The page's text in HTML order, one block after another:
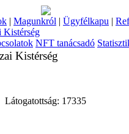
| Magunkról | Ügyfélkapu |
Kistérség
NFT tanácsadó
Kistérség
Látogatottság: 17335